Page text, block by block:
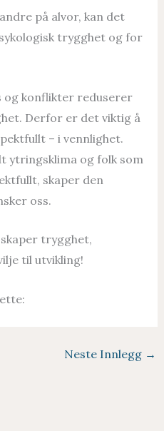
på alvor, kan det
trygghet og for
og konflikter reduserer
Derfor er det viktig å
– i vennlighet.
ytringsklima og folk som
skaper den
oss.
trygghet,
til utvikling!
Neste Innlegg →